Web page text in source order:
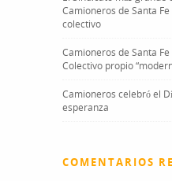
Camioneros de Santa
colectivo
Camioneros de Santa
Colectivo propio
Camioneros celebró el
esperanza
COMENTARIOS